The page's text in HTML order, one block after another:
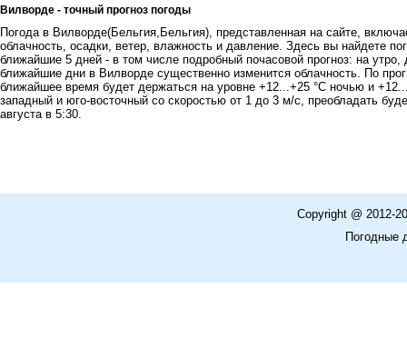
Вилворде - точный прогноз погоды
Погода в Вилворде(Бельгия,Бельгия), представленная на сайте,
облачность, осадки, ветер, влажность и давление. Здесь вы найдете
ближайшие 5 дней - в том числе подробный почасовой прогноз: на
ближайшие дни в Вилворде существенно изменится облачность. По
ближайшее время будет держаться на уровне +12...+25 °C ночью и
западный и юго-восточный со скоростью от 1 до 3 м/с, преобладать
августа в 5:30.
Copyright @ 2012-
Погодные